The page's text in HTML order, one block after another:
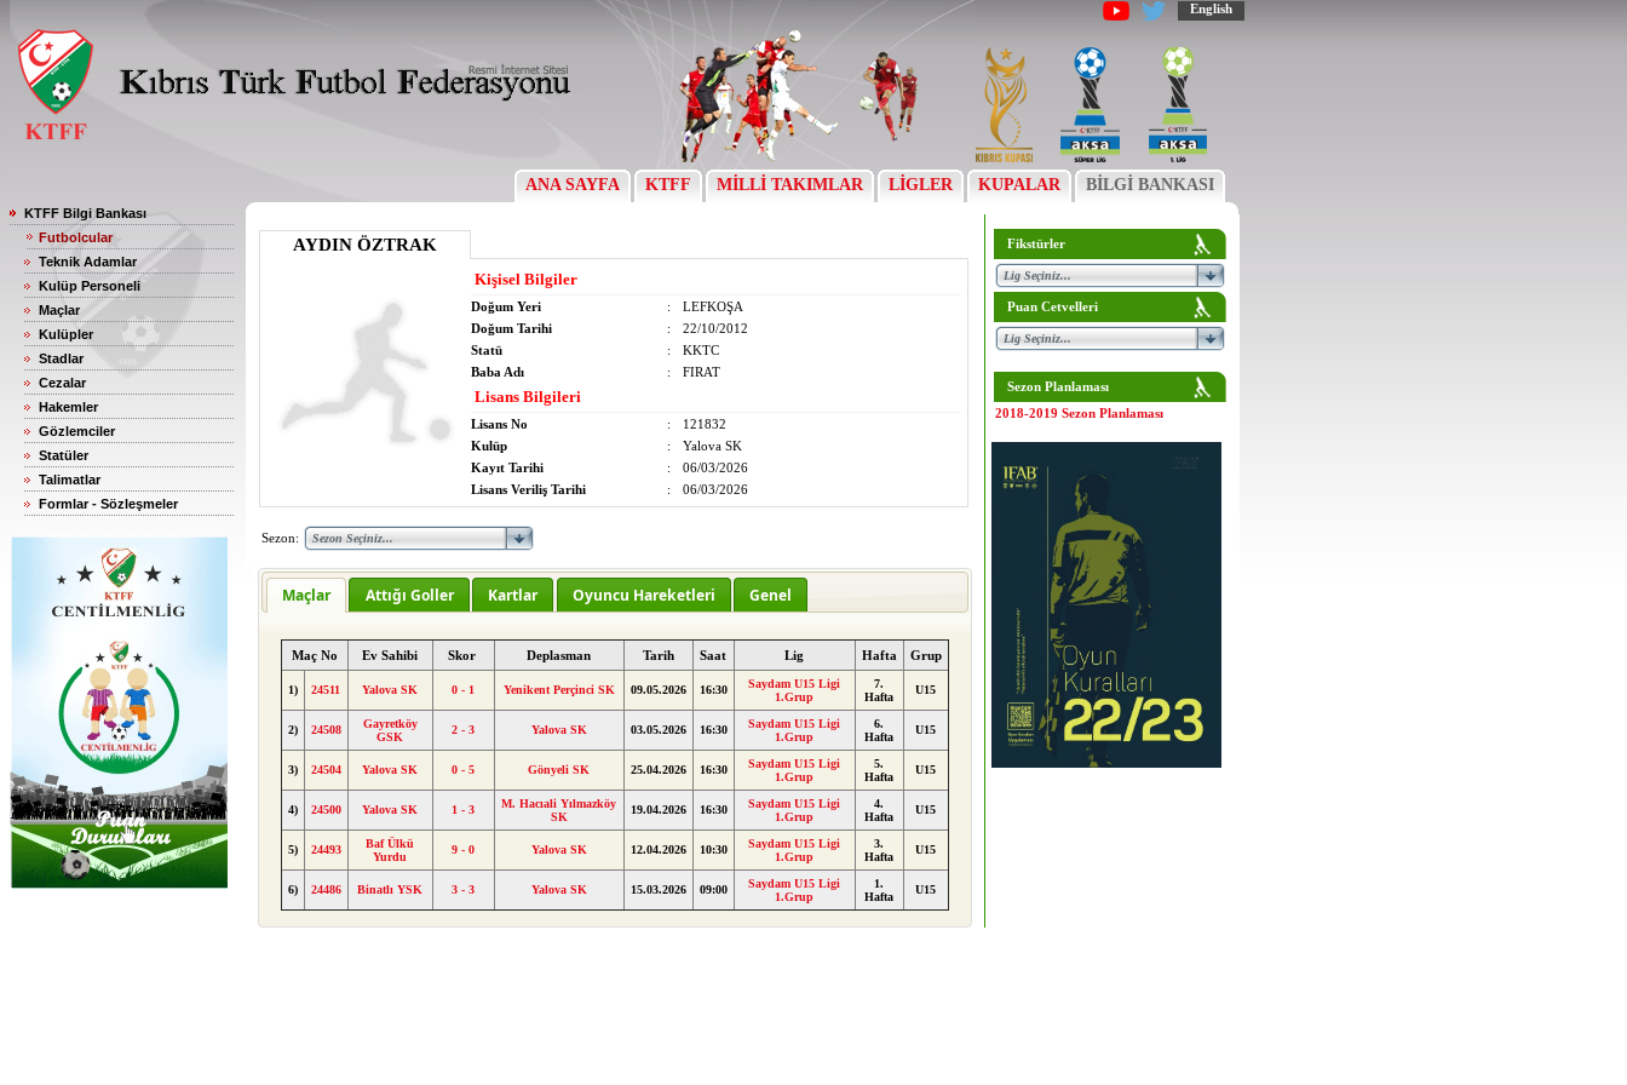
English
ANA SAYFA KTFF MİLLİ TAKIMLAR LİGLER KUPALAR BİLGİ BANKASI
KTFF Bilgi Bankası
Futbolcular
Teknik Adamlar
Kulüp Personeli
Maçlar
Kulüpler
Stadlar
Cezalar
Hakemler
Gözlemciler
Statüler
Talimatlar
Formlar - Sözleşmeler
AYDIN ÖZTRAK
Kişisel Bilgiler
Doğum Yeri :
LEFKOŞA
Doğum Tarihi
:
22/10/2012
Statü
:
KKTC
Baba Adı
: FIRAT
Lisans Bilgileri
Lisans No :
121832
Kulüp
:
Yalova SK
Kayıt Tarihi
:
06/03/2026
Lisans Veriliş Tarihi
: 06/03/2026
Sezon:
Maçlar Attığı Goller Kartlar Oyuncu Hareketleri Genel
Maç No Ev Sahibi Skor Deplasman Tarih Saat Lig Hafta Grup
1) 24511 Yalova SK 0 - 1 Yenikent Perçinci SK 09.05.2026 16:30
Saydam U15 Ligi
1.Grup
7.
Hafta
U15
2) 24508
Gayretköy
GSK
2 - 3 Yalova SK 03.05.2026 16:30
Saydam U15 Ligi
1.Grup
6.
Hafta
U15
3) 24504 Yalova SK 0 - 5 Gönyeli SK 25.04.2026 16:30
Saydam U15 Ligi
1.Grup
5.
Hafta
U15
4) 24500 Yalova SK 1 - 3
M. Hacıali Yılmazköy
SK
19.04.2026 16:30
Saydam U15 Ligi
1.Grup
4.
Hafta
U15
5) 24493
Baf Ülkü
Yurdu
9 - 0 Yalova SK 12.04.2026 10:30
Saydam U15 Ligi
1.Grup
3.
Hafta
U15
6) 24486 Binatlı YSK 3 - 3 Yalova SK 15.03.2026 09:00
Saydam U15 Ligi
1.Grup
1.
Hafta
U15
Fikstürler
Puan Cetvelleri
Sezon Planlaması
2018-2019 Sezon Planlaması